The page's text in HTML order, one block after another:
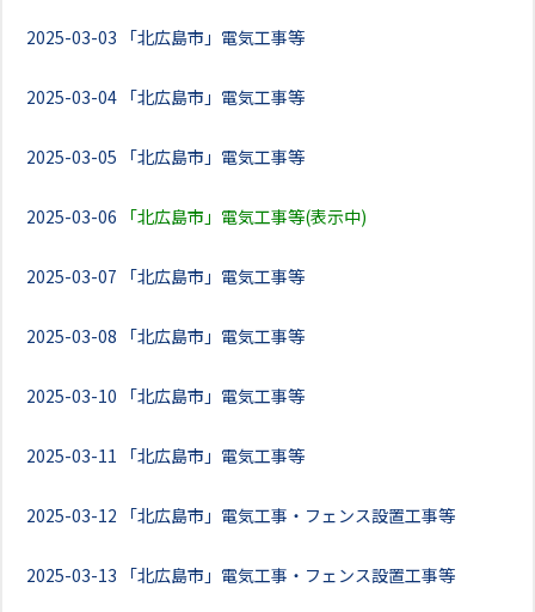
2025-03-03 「北広島市」電気工事等
2025-03-04 「北広島市」電気工事等
2025-03-05 「北広島市」電気工事等
2025-03-06 「北広島市」電気工事等(表示中)
2025-03-07 「北広島市」電気工事等
2025-03-08 「北広島市」電気工事等
2025-03-10 「北広島市」電気工事等
2025-03-11 「北広島市」電気工事等
2025-03-12 「北広島市」電気工事・フェンス設置工事等
2025-03-13 「北広島市」電気工事・フェンス設置工事等